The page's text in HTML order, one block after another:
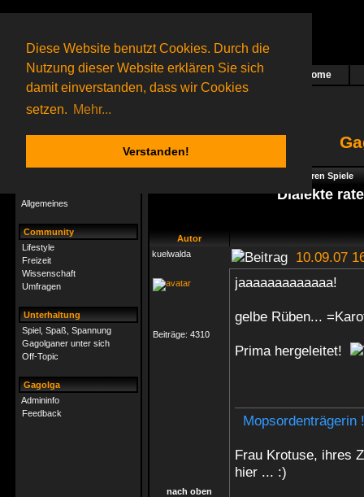
Diese Website benutzt Cookies. Durch die
Nutzung dieser Website erklären Sie sich
damit einverstanden, dass wir Cookies
setzen. Mehr...
Verstanden!
Das nächste Rätsel ist in Arbeit Home
23 Gagolganeronline(0 registrierte und 23 Gäste)
Gagolganer:
9732Rätsel online:
Allgemeines
Community
Lifestyle
Freizeit
Wissenschaft
Umfragen
Unterhaltung
Spiel, Spaß, Spannung
Gagolganer unter sich
Off-Topic
Gagolga
Admininfo
Feedback
Foren Spiele
Dialekte
Autor
kuelwalda
10.09.07
Beiträge: 4310
jaaaaaaaaaaaaa!
gelbe Rüben...
Prima hergeleitet!
Mopsordenträgerin !
Frau Krotuse, ihres
hier ... :)
nach oben